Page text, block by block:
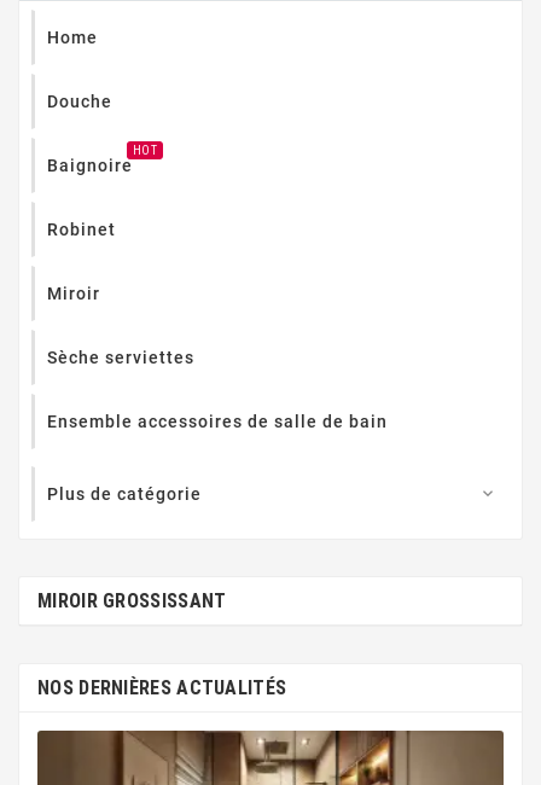
Home
Douche
Baignoire
HOT
Robinet
Miroir
Sèche serviettes
Ensemble accessoires de salle de bain
Plus de catégorie 
MIROIR GROSSISSANT
NOS DERNIÈRES ACTUALITÉS